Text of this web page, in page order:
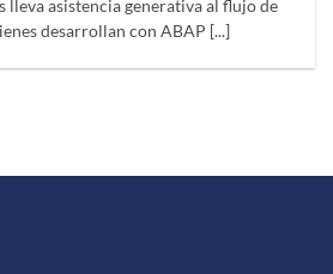
lleva asistencia generativa al flujo de
desarrollan con ABAP [...]